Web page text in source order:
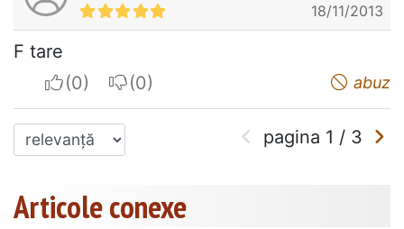
18/11/2013
F tare
I apreciateI do not appreciate abuz
pagina 1 / 3
Articole conexe